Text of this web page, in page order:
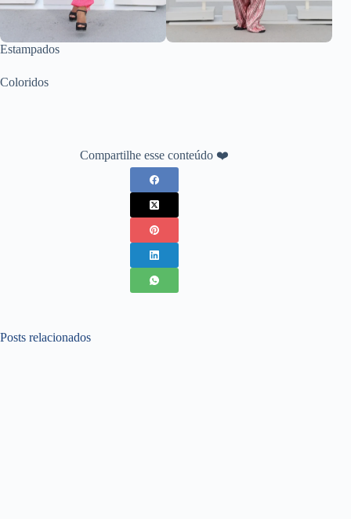
Estampados
Coloridos
Compartilhe esse conteúdo ❤️
Posts relacionados